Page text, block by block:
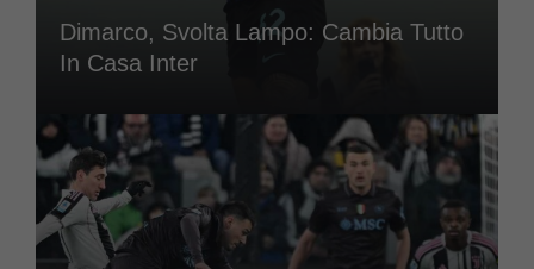
Dimarco, Svolta Lampo: Cambia Tutto
In Casa Inter